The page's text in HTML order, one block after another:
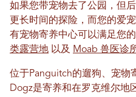
如果您带宠物去了公园，但
更长时间的探险，而您的爱
有宠物寄养中心可以满足您
类露营地 以及 Moab 兽医诊
位于Panguitch的遛狗、宠物
Dogz是寄养和在罗克维尔地